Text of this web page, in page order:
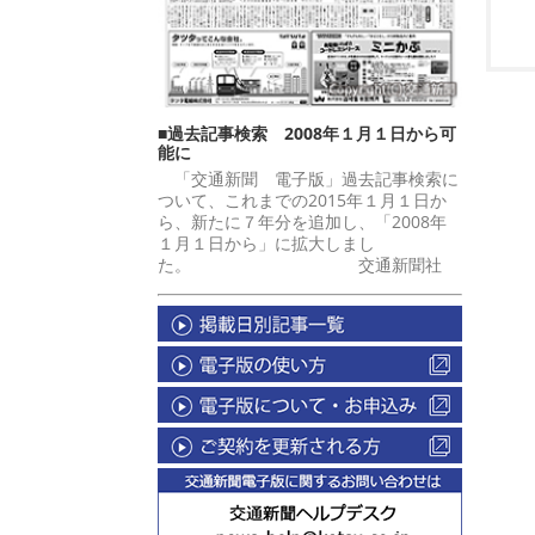
■過去記事検索 2008年１月１日から可
能に
「交通新聞 電子版」過去記事検索に
ついて、これまでの2015年１月１日か
ら、新たに７年分を追加し、「2008年
１月１日から」に拡大しまし
た。 交通新聞社